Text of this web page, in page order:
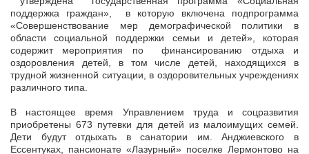
поддержка граждан», в которую включена подпрограмма
«Совершенствование мер демографической политики в
области социальной поддержки семьи и детей», которая
содержит мероприятия по финансированию отдыха и
оздоровления детей, в том числе детей, находящихся в
трудной жизненной ситуации, в оздоровительных учреждениях
различного типа.
В настоящее время Управлением труда и соцразвития
приобретены 673 путевки для детей из малоимущих семей.
Дети будут отдыхать в санатории им. Анджиевского в
Ессентуках, пансионате «Лазурный» поселке Лермонтово на